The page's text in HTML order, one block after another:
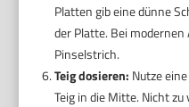
Platten gib eine dünne
der Platte. Bei
Pinselstrich.
Teig dosieren: Nutze
Teig in die Mitte. Nicht zu